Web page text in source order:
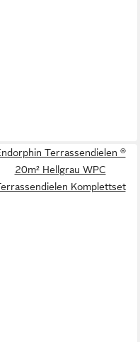
Terrassendielen ®
20m² Hellgrau WPC
Komplettset